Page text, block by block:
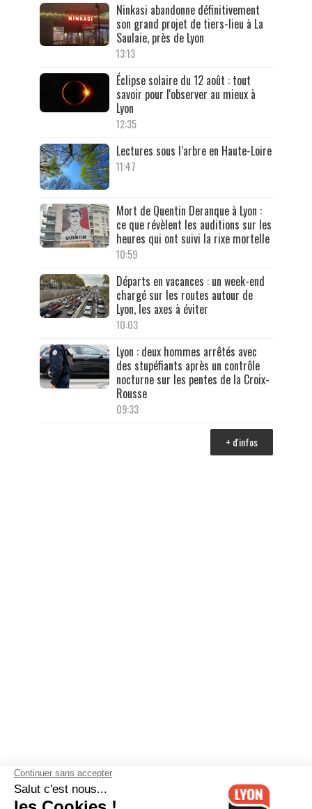
Ninkasi abandonne définitivement
son grand projet de tiers-lieu à La
Saulaie, près de Lyon
13:13
Éclipse solaire du 12 août : tout
savoir pour l'observer au mieux à
Lyon
12:35
Lectures sous l’arbre en Haute-Loire
11:47
Mort de Quentin Deranque à Lyon :
ce que révèlent les auditions sur les
heures qui ont suivi la rixe mortelle
10:59
Départs en vacances : un week-end
chargé sur les routes autour de
Lyon, les axes à éviter
10:03
Lyon : deux hommes arrêtés avec
des stupéfiants après un contrôle
nocturne sur les pentes de la Croix-
Rousse
09:33
+ d'infos